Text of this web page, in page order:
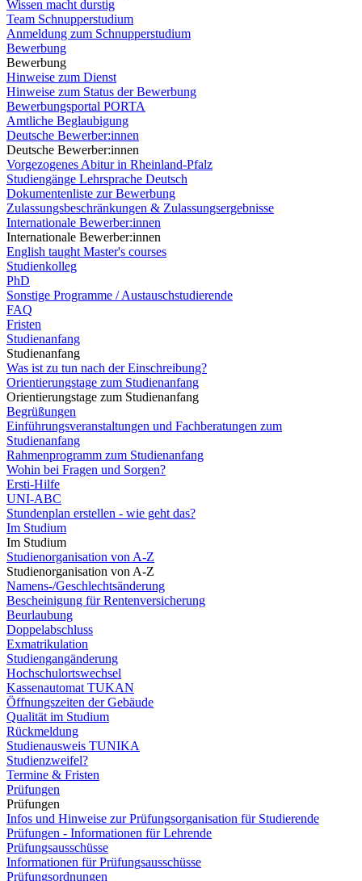
Wissen macht durstig
Team Schnupperstudium
Anmeldung zum Schnupperstudium
Bewerbung
Bewerbung
Hinweise zum Dienst
Hinweise zum Status der Bewerbung
Bewerbungsportal PORTA
Amtliche Beglaubigung
Deutsche Bewerber:innen
Deutsche Bewerber:innen
Vorgezogenes Abitur in Rheinland-Pfalz
Studiengänge Lehrsprache Deutsch
Dokumentenliste zur Bewerbung
Zulassungsbeschränkungen & Zulassungsergebnisse
Internationale Bewerber:innen
Internationale Bewerber:innen
English taught Master's courses
Studienkolleg
PhD
Sonstige Programme / Austauschstudierende
FAQ
Fristen
Studienanfang
Studienanfang
Was ist zu tun nach der Einschreibung?
Orientierungstage zum Studienanfang
Orientierungstage zum Studienanfang
Begrüßungen
Einführungsveranstaltungen und Fachberatungen zum
Studienanfang
Rahmenprogramm zum Studienanfang
Wohin bei Fragen und Sorgen?
Ersti-Hilfe
UNI-ABC
Stundenplan erstellen - wie geht das?
Im Studium
Im Studium
Studienorganisation von A-Z
Studienorganisation von A-Z
Namens-/Geschlechtsänderung
Bescheinigung für Rentenversicherung
Beurlaubung
Doppelabschluss
Exmatrikulation
Studiengangänderung
Hochschulortswechsel
Kassenautomat TUKAN
Öffnungszeiten der Gebäude
Qualität im Studium
Rückmeldung
Studienausweis TUNIKA
Studienzweifel?
Termine & Fristen
Prüfungen
Prüfungen
Infos und Hinweise zur Prüfungsorganisation für Studierende
Prüfungen - Informationen für Lehrende
Prüfungsausschüsse
Informationen für Prüfungsausschüsse
Prüfungsordnungen